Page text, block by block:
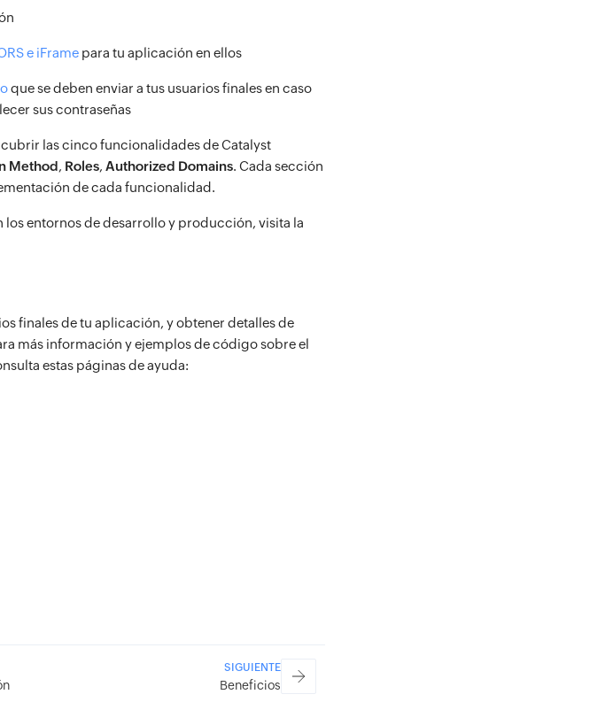
e iFrame para tu aplicación en ellos
que se deben enviar a tus usuarios finales en caso
sus contraseñas
las cinco funcionalidades de Catalyst
Method, Roles, Authorized Domains. Cada sección
de cada funcionalidad.
entornos de desarrollo y producción, visita la
finales de tu aplicación, y obtener detalles de
más información y ejemplos de código sobre el
estas páginas de ayuda:
SIGUIENTE
Beneficios